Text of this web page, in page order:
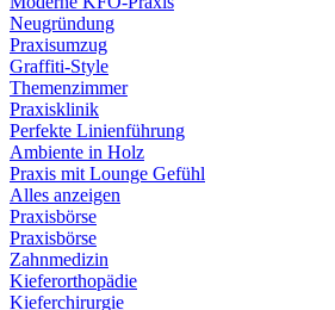
Neugründung
Praxisumzug
Graffiti-Style
Themenzimmer
Praxisklinik
Perfekte Linienführung
Ambiente in Holz
Praxis mit Lounge Gefühl
Alles anzeigen
Praxisbörse
Praxisbörse
Zahnmedizin
Kieferorthopädie
Kieferchirurgie